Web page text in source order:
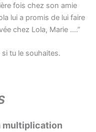
fois chez son amie
lui a promis de lui faire
chez Lola, Marie ….”
tu le souhaites.
multiplication